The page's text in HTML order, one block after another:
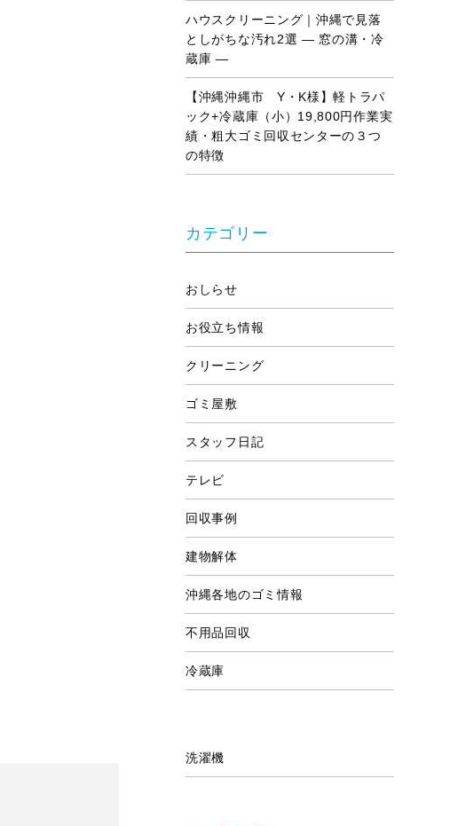
ハウスクリーニング｜沖縄で見落
としがちな汚れ2選 ― 窓の溝・冷
蔵庫 ―
【沖縄沖縄市 Y・K様】軽トラパ
ック+冷蔵庫（小）19,800円作業実
績・粗大ゴミ回収センターの３つ
の特徴
カテゴリー
おしらせ
お役立ち情報
クリーニング
ゴミ屋敷
スタッフ日記
テレビ
回収事例
建物解体
沖縄各地のゴミ情報
不用品回収
冷蔵庫
洗濯機